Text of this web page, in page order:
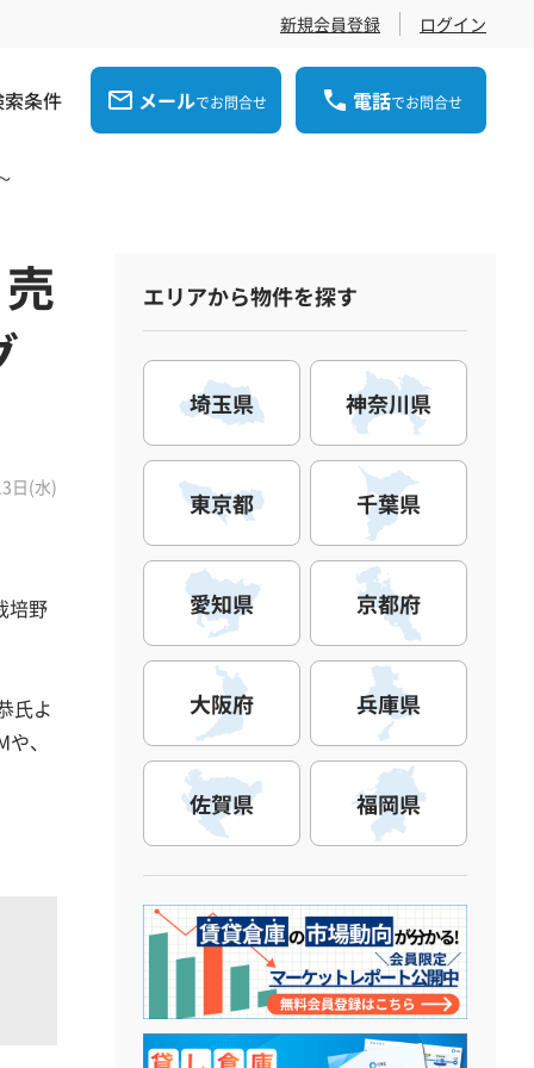
新規会員登録 ログイン
条件 メールでお問合せ 電話でお問合せ
日(水)
培野
氏よ
、
エリアから物件を探す
埼玉県 神奈川県
東京都 千葉県
愛知県 京都府
大阪府 兵庫県
佐賀県 福岡県